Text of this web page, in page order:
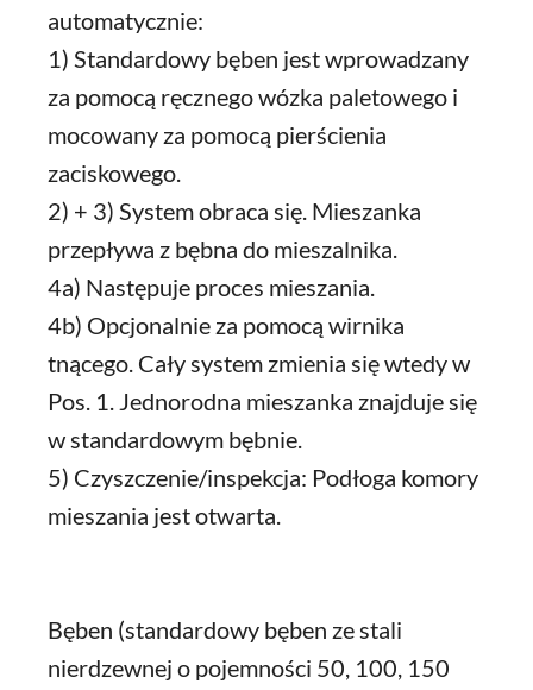
automatycznie:
1) Standardowy bęben jest wprowadzany
za pomocą ręcznego wózka paletowego i
mocowany za pomocą pierścienia
zaciskowego.
2) + 3) System obraca się. Mieszanka
przepływa z bębna do mieszalnika.
4a) Następuje proces mieszania.
4b) Opcjonalnie za pomocą wirnika
tnącego. Cały system zmienia się wtedy w
Pos. 1. Jednorodna mieszanka znajduje się
w standardowym bębnie.
5) Czyszczenie/inspekcja: Podłoga komory
mieszania jest otwarta.
Bęben (standardowy bęben ze stali
nierdzewnej o pojemności 50, 100, 150